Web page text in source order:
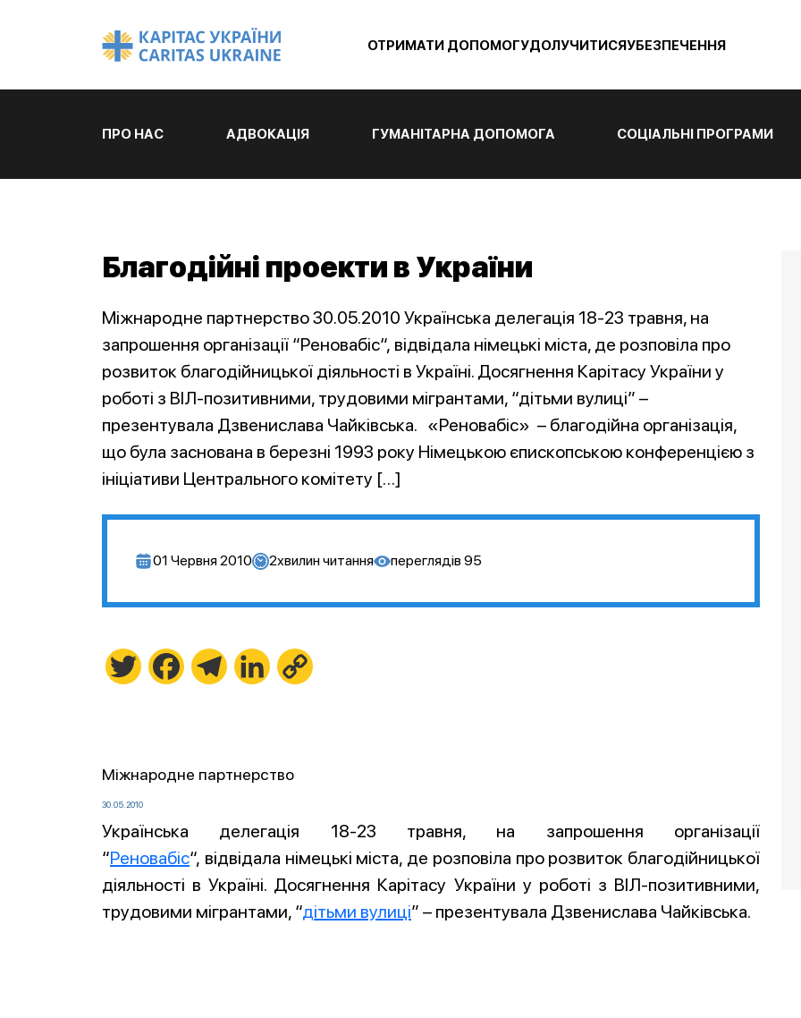
ОТРИМАТИ ДОПОМОГУДОЛУЧИТИСЯУБЕЗПЕЧЕННЯ
ПРО НАС АДВОКАЦІЯ ГУМАНІТАРНА ДОПОМОГА СОЦІАЛЬНІ ПРОГРАМИ
Благодійні проекти в України
Міжнародне партнерство 30.05.2010 Українська делегація 18-23 травня, на
запрошення організації “Реновабіс“, відвідала німецькі міста, де розповіла про
розвиток благодійницької діяльності в Україні. Досягнення Карітасу України у
роботі з ВІЛ-позитивними, трудовими мігрантами, “дітьми вулиці” –
презентувала Дзвенислава Чайківська. «Реновабіс» – благодійна організація,
що була заснована в березні 1993 року Німецькою єпископською конференцією з
ініціативи Центрального комітету […]
01 Червня 2010 2хвилин читання переглядів 95
Twitter FacebookTelegramLinkedIn
Міжнародне партнерство
30.05.2010
Українська делегація 18-23 травня, на запрошення організації
“Реновабіс“, відвідала німецькі міста, де розповіла про розвиток благодійницької
діяльності в Україні. Досягнення Карітасу України у роботі з ВІЛ-позитивними,
трудовими мігрантами, “дітьми вулиці” – презентувала Дзвенислава Чайківська.